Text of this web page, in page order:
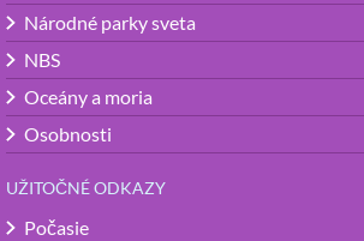
Národné parky sveta
NBS
Oceány a moria
Osobnosti
UŽITOČNÉ ODKAZY
Počasie